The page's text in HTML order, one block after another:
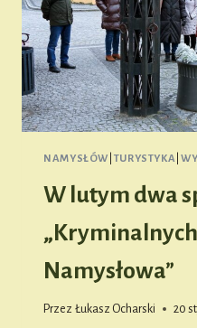
NAMYSŁÓW TURYSTYKA
W lutym dwa
Namysłowa”
Przez Łukasz Ocharski 20